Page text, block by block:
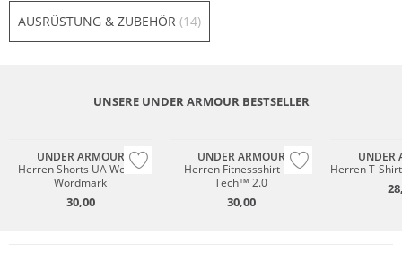
AUSRÜSTUNG & ZUBEHÖR (14)
UNSERE UNDER ARMOUR BESTSELLER
UNDER ARMOUR
Herren Shorts UA Woven
Wordmark
30,00
UNDER ARMOUR
Herren Fitnessshirt UA
Tech™ 2.0
30,00
UNDER
Herren T-